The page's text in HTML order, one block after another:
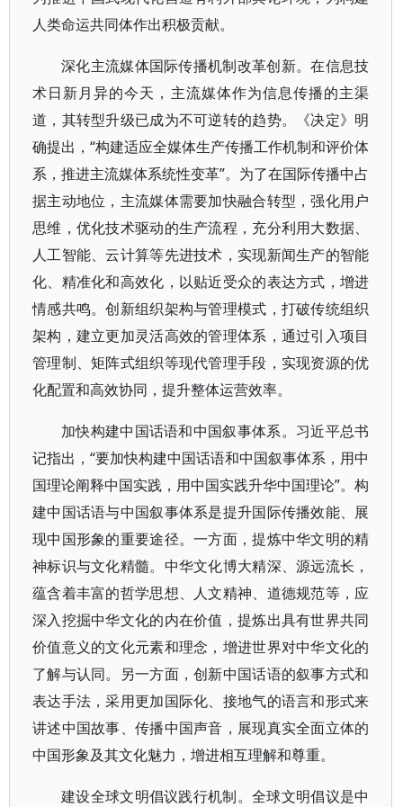
人类命运共同体作出积极贡献。
深化主流媒体国际传播机制改革创新。在信息技
术日新月异的今天，主流媒体作为信息传播的主渠
道，其转型升级已成为不可逆转的趋势。《决定》明
确提出，“构建适应全媒体生产传播工作机制和评价体
系，推进主流媒体系统性变革”。为了在国际传播中占
据主动地位，主流媒体需要加快融合转型，强化用户
思维，优化技术驱动的生产流程，充分利用大数据、
人工智能、云计算等先进技术，实现新闻生产的智能
化、精准化和高效化，以贴近受众的表达方式，增进
情感共鸣。创新组织架构与管理模式，打破传统组织
架构，建立更加灵活高效的管理体系，通过引入项目
管理制、矩阵式组织等现代管理手段，实现资源的优
化配置和高效协同，提升整体运营效率。
加快构建中国话语和中国叙事体系。习近平总书
记指出，“要加快构建中国话语和中国叙事体系，用中
国理论阐释中国实践，用中国实践升华中国理论”。构
建中国话语与中国叙事体系是提升国际传播效能、展
现中国形象的重要途径。一方面，提炼中华文明的精
神标识与文化精髓。中华文化博大精深、源远流长，
蕴含着丰富的哲学思想、人文精神、道德规范等，应
深入挖掘中华文化的内在价值，提炼出具有世界共同
价值意义的文化元素和理念，增进世界对中华文化的
了解与认同。另一方面，创新中国话语的叙事方式和
表达手法，采用更加国际化、接地气的语言和形式来
讲述中国故事、传播中国声音，展现真实全面立体的
中国形象及其文化魅力，增进相互理解和尊重。
建设全球文明倡议践行机制。全球文明倡议是中